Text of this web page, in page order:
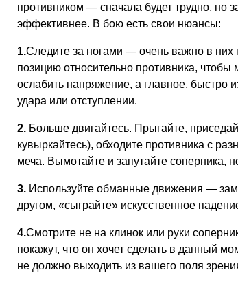
противником — сначала будет трудно, но
эффективнее. В бою есть свои нюансы:
1.Следите за ногами — очень важно в них
позицию относительно противника,
ослабить напряжение, а главное, быстро
удара или отступлении.
2. Больше двигайтесь. Прыгайте,
кувыркайтесь), обходите противника с
меча. Вымотайте и запутайте соперника,
3. Используйте обманные движения —
другом, «сыграйте» искусственное
4.Смотрите не на клинок или руки
покажут, что он хочет сделать в данный
не должно выходить из вашего поля